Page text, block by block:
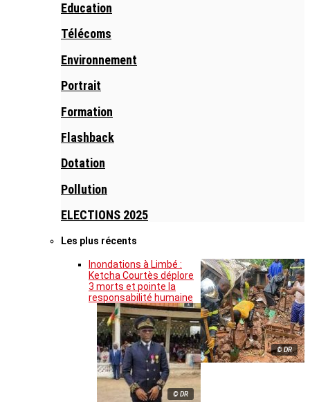
Education
Télécoms
Environnement
Portrait
Formation
Flashback
Dotation
Pollution
ELECTIONS 2025
Les plus récents
© DR
Inondations à Limbé :
Ketcha Courtès déplore
3 morts et pointe la
responsabilité humaine
© DR